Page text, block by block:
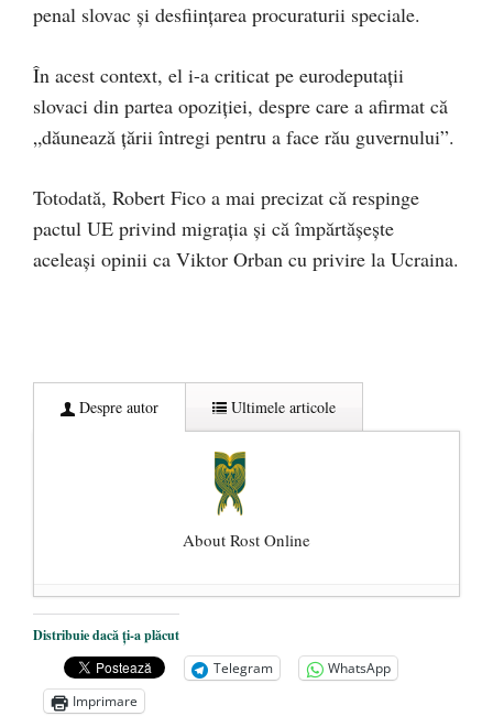
penal slovac şi desfiinţarea procuraturii speciale.
În acest context, el i-a criticat pe eurodeputaţii
slovaci din partea opoziţiei, despre care a afirmat că
„dăunează ţării întregi pentru a face rău guvernului”.
Totodată, Robert Fico a mai precizat că respinge
pactul UE privind migraţia şi că împărtăşeşte
aceleaşi opinii ca Viktor Orban cu privire la Ucraina.
Despre autor Ultimele articole
About Rost Online
Dezvăluiri cutremurătoare despre
președintele Ucrainei, Volodymyr
Zelensky
- 13 mai 2026
Statul care servește Națiunea
Distribuie dacă ți-a plăcut
Telegram
WhatsApp
Imprimare